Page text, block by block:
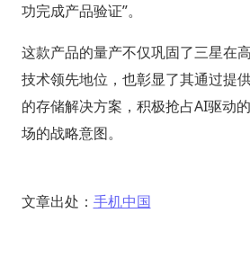
功完成产品验证”。
这款产品的量产不仅巩固了三星在
技术领先地位，也彰显了其通过提
的存储解决方案，积极抢占AI驱动
场的战略意图。
文章出处： 手机中国